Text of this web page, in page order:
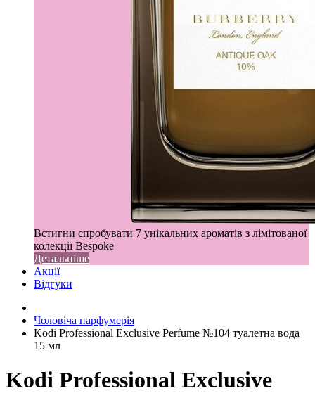
Встигни спробувати 7 унікальних ароматів з лімітованої
колекції Bespoke
Детальніше
Акції
Відгуки
Чоловіча парфумерія
Kodi Professional Exclusive Perfume №104 туалетна вода
15 мл
Kodi Professional Exclusive